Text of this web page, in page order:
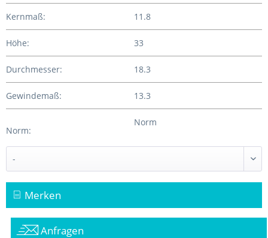
Kernmaß: 11.8
Höhe: 33
Durchmesser: 18.3
Gewindemaß: 13.3
Norm:
Norm
Merken
Anfragen